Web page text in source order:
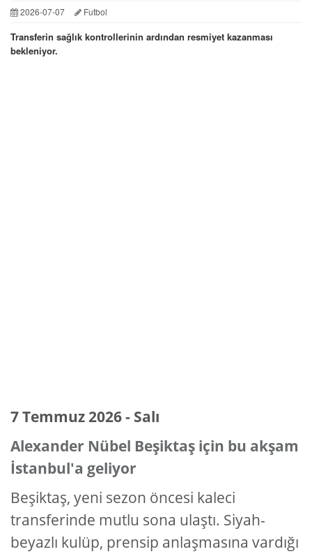
2026-07-07 Futbol
Transferin sağlık kontrollerinin ardından resmiyet kazanması
bekleniyor.
7 Temmuz 2026 - Salı
Alexander Nübel Beşiktaş için bu akşam
İstanbul'a geliyor
Beşiktaş, yeni sezon öncesi kaleci
transferinde mutlu sona ulaştı. Siyah-
beyazlı kulüp, prensip anlaşmasına vardığı